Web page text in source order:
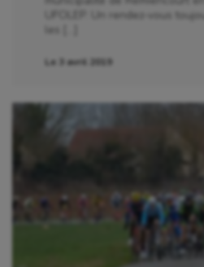
Aéronautique
UFOLEP. Un rendez-vous
les […]
Le 3 avril 2019